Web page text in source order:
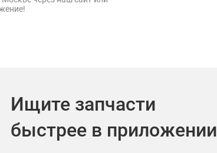
Ищите запчасти
быстрее в приложении